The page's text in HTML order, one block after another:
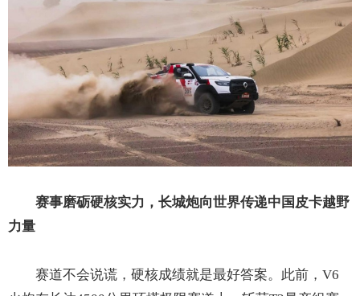
赛事磨砺硬核实力 ， 长城炮向世界传递中国皮卡越野
力量
赛道不会说谎，硬核成绩就是最好答案。此前，V6